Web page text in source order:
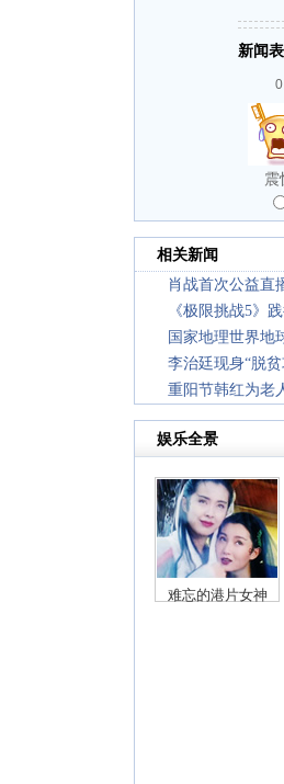
新闻
0
震
相关新闻
肖战首次公益直
《极限挑战5》
国家地理世界地
李治廷现身“脱
重阳节韩红为老